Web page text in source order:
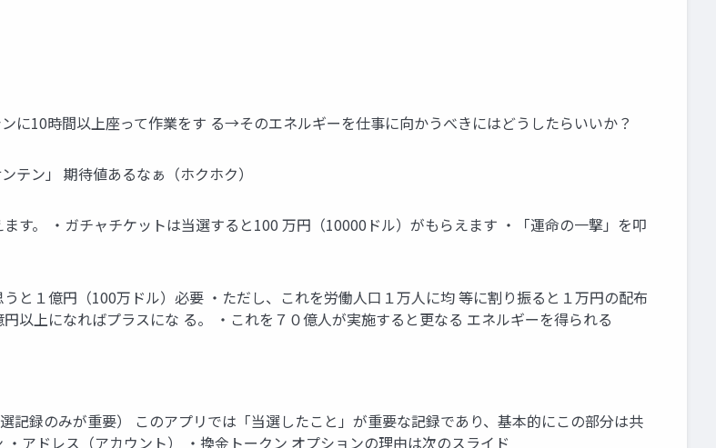
に10時間以上座って作業をす る→そのエネルギーを仕事に向かうべきにはどうしたらいいか？
テン」 期待値あるなぁ（ホクホク）
す。 ・ガチャチケットは当選すると100 万円（10000ドル）がもらえます ・「運命の一撃」を叩
と１億円（100万ドル）必要 ・ただし、これを労働人口１万人に均 等に割り振ると１万円の配布
以上になればプラスにな る。 ・これを７０億人が実施すると更なる エネルギーを得られる
記録のみが重要） このアプリでは「当選したこと」が重要な記録であり、基本的にこの部分は共
アドレス（アカウント） ・換金トークン オプションの理由は次のスライド